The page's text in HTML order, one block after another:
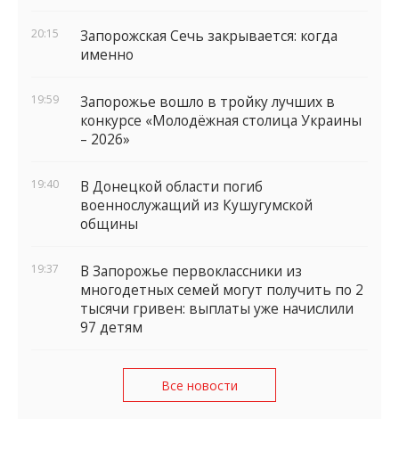
20:15
Запорожская Сечь закрывается: когда
именно
19:59
Запорожье вошло в тройку лучших в
конкурсе «Молодёжная столица Украины
– 2026»
19:40
В Донецкой области погиб
военнослужащий из Кушугумской
общины
19:37
В Запорожье первоклассники из
многодетных семей могут получить по 2
тысячи гривен: выплаты уже начислили
97 детям
Все новости